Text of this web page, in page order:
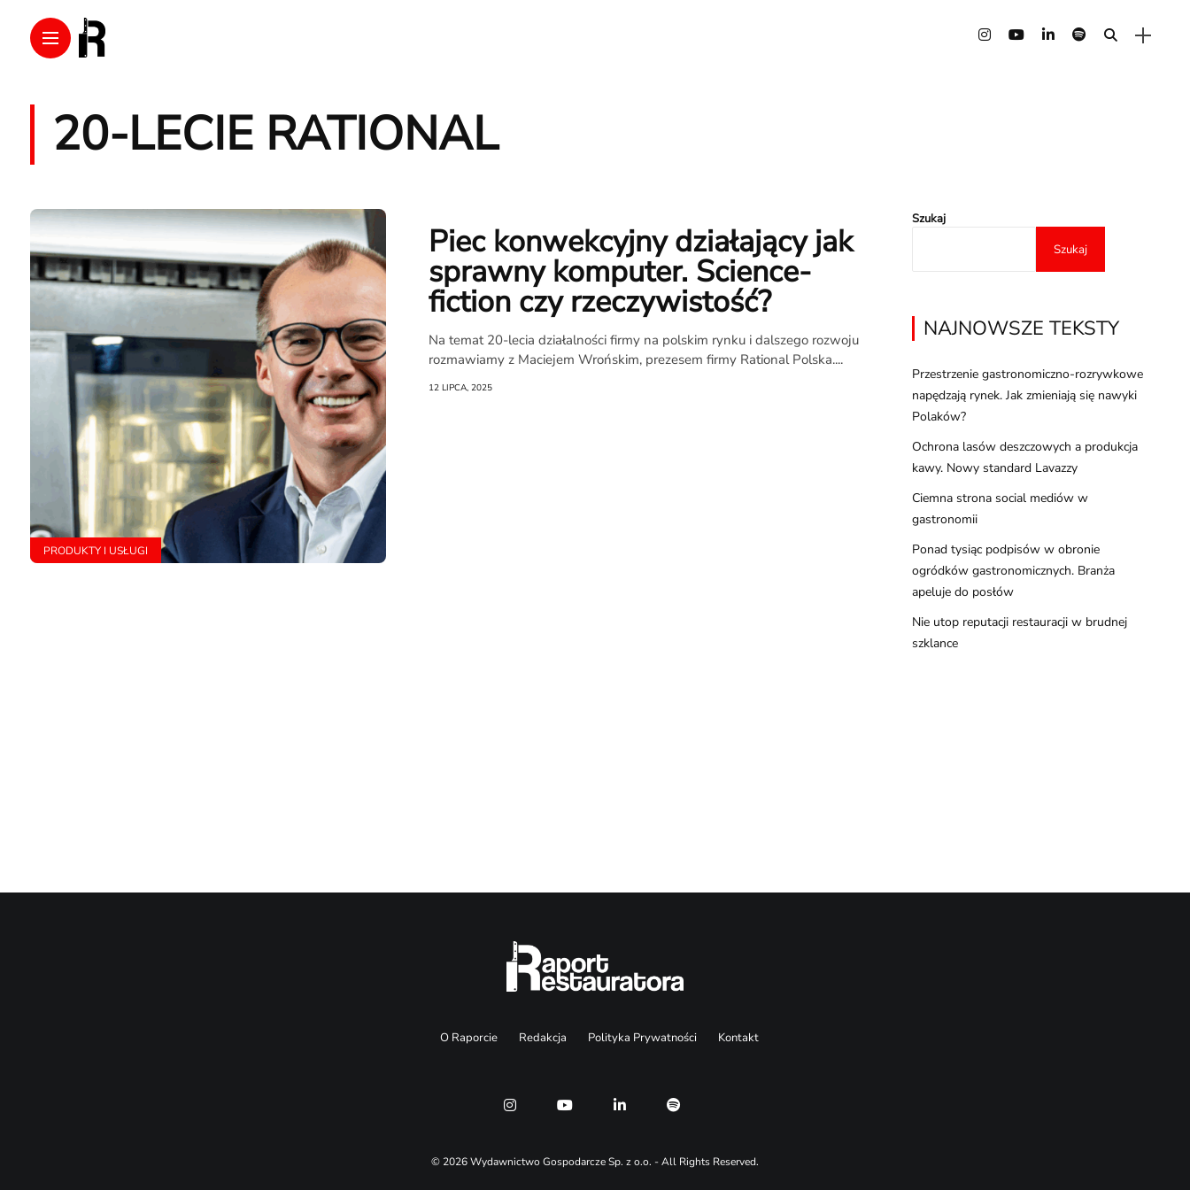
O
20-LECIE RATIONAL
PRODUKTY I USŁUGI
Piec konwekcyjny działający jak
sprawny komputer. Science-
fiction czy rzeczywistość?
Na temat 20-lecia działalności firmy na polskim rynku i dalszego rozwoju
rozmawiamy z Maciejem Wrońskim, prezesem firmy Rational Polska....
12 LIPCA, 2025
Szukaj
Szukaj
NAJNOWSZE TEKSTY
Przestrzenie gastronomiczno-rozrywkowe
napędzają rynek. Jak zmieniają się nawyki
Polaków?
Ochrona lasów deszczowych a produkcja
kawy. Nowy standard Lavazzy
Ciemna strona social mediów w
gastronomii
Ponad tysiąc podpisów w obronie
ogródków gastronomicznych. Branża
apeluje do posłów
Nie utop reputacji restauracji w brudnej
szklance
O Raporcie Redakcja Polityka Prywatności Kontakt
© 2026 Wydawnictwo Gospodarcze Sp. z o.o. - All Rights Reserved.